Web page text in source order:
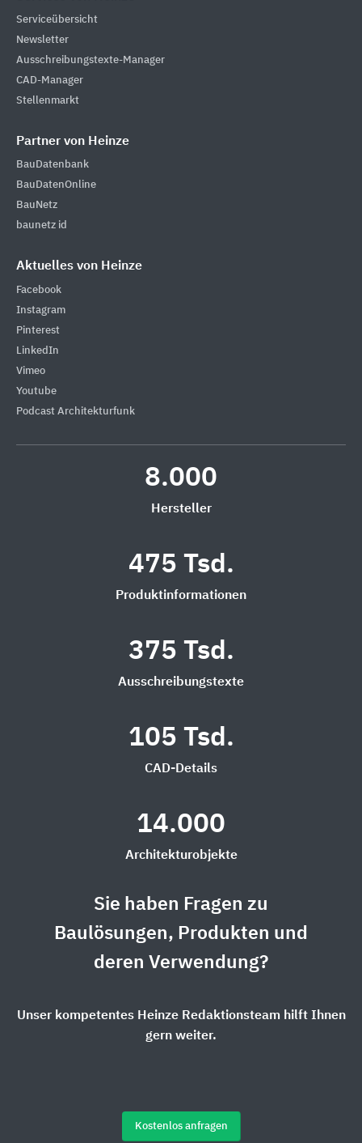
Serviceübersicht
Newsletter
Ausschreibungstexte-Manager
CAD-Manager
Stellenmarkt
Partner von Heinze
BauDatenbank
BauDatenOnline
BauNetz
baunetz id
Aktuelles von Heinze
Facebook
Instagram
Pinterest
LinkedIn
Vimeo
Youtube
Podcast Architekturfunk
8.000
Hersteller
475 Tsd.
Produktinformationen
375 Tsd.
Ausschreibungstexte
105 Tsd.
CAD-Details
14.000
Architekturobjekte
Sie haben Fragen zu
Baulösungen, Produkten und
deren Verwendung?
Unser kompetentes Heinze Redaktionsteam hilft Ihnen
gern weiter.
Kostenlos anfragen